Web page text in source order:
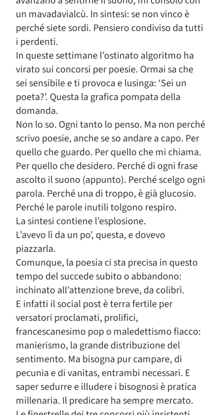
un mavadavialcù. In sintesi: se non vinco è
perché siete sordi. Pensiero condiviso da tutti
i perdenti.
In queste settimane l’ostinato algoritmo ha
virato sui concorsi per poesie. Ormai sa che
sei sensibile e ti provoca e lusinga: ‘Sei un
poeta?’. Questa la grafica pompata della
domanda.
Non lo so. Ogni tanto lo penso. Ma non perché
scrivo poesie, anche se so andare a capo. Per
quello che guardo. Per quello che mi chiama.
Per quello che desidero. Perché di ogni frase
ascolto il suono (appunto). Perché scelgo ogni
parola. Perché una di troppo, è già glucosio.
Perché le parole inutili tolgono respiro.
La sintesi contiene l’esplosione.
L’avevo lì da un po’, questa, e dovevo
piazzarla.
Comunque, la poesia ci sta precisa in questo
tempo del succede subito o abbandono:
inchinato all’attenzione breve, da colibrì.
E infatti il social post è terra fertile per
versatori proclamati, prolifici,
francescanesimo pop o maledettismo fiacco:
manierismo, la grande distribuzione del
sentimento. Ma bisogna pur campare, di
pecunia e di vanitas, entrambi necessari. E
saper sedurre e illudere i bisognosi è pratica
millenaria. Il predicare ha sempre mercato.